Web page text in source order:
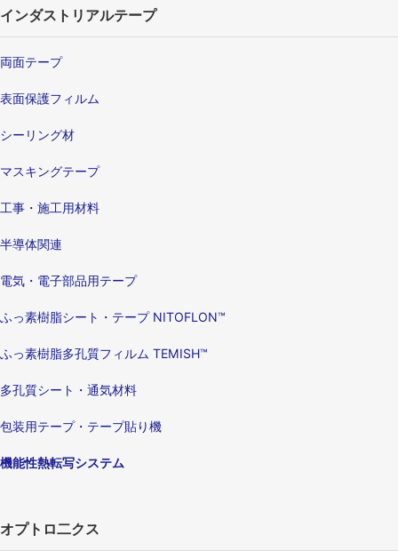
インダストリアルテープ
両面テープ
表面保護フィルム
シーリング材
マスキングテープ
工事・施工用材料
半導体関連
電気・電子部品用テープ
ふっ素樹脂シート・テープ NITOFLON™
ふっ素樹脂多孔質フィルム TEMISH™
多孔質シート・通気材料
包装用テープ・テープ貼り機
機能性熱転写システム
オプトロ二クス